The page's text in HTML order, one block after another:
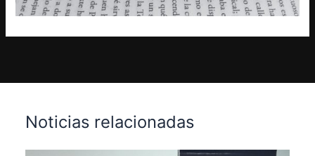
Noticias relacionadas